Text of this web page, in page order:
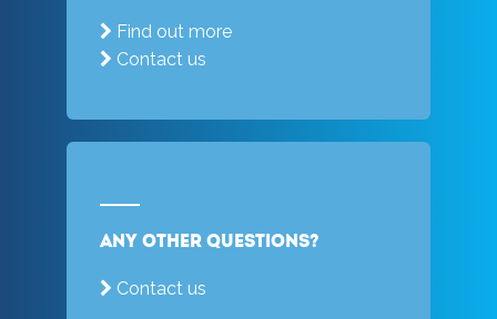
Find out more
Contact us
Any other questions?
Contact us